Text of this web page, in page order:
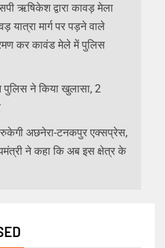
ऋषिकेश द्वारा कावड़ मेला
यात्रा मार्ग पर पड़ने वाले
कर कावंड मेले में पुलिस
पुलिस ने किया खुलासा, 2
अछनेरा-टनकपुर एक्सप्रेस,
ने कहा कि अब इस क्षेत्र के